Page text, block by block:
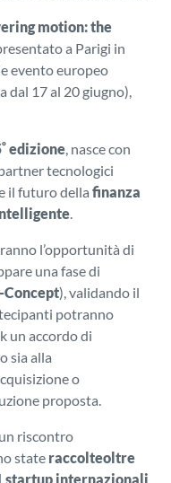
motion: the
a Parigi in
evento europeo
dal 17 al 20 giugno),
° edizione, nasce con
tecnologici
il futuro della finanza
.
l’opportunità di
una fase di
), validando il
potranno
un accordo di
sia alla
o
proposta.
riscontro
state raccolteoltre
startup internazionali